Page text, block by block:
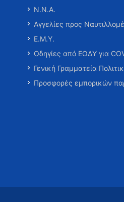
Ν.Ν.Α.
Αγγελίες προς
Ε.Μ.Υ.
Οδηγίες από ΕΟΔΥ για
Γενική Γραμματεία
Προσφορές εμπορικών